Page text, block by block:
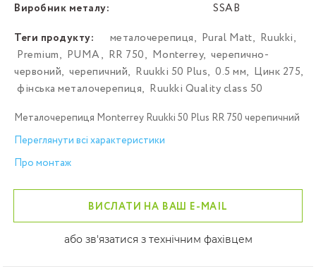
Виробник металу:
SSAB
Теги продукту:
металочерепиця, Pural Matt, Ruukki,
Premium, PUMA, RR 750, Monterrey, черепично-
червоний, черепичний, Ruukki 50 Plus, 0.5 мм, Цинк 275,
фінська металочерепиця, Ruukki Quality class 50
Металочерепиця Моntеrrey Ruukki 50 Plus RR 750 черепичний
Переглянути всі характеристики
Про монтаж
ВИСЛАТИ НА ВАШ E-MAIL
або зв'язатися з технічним фахівцем